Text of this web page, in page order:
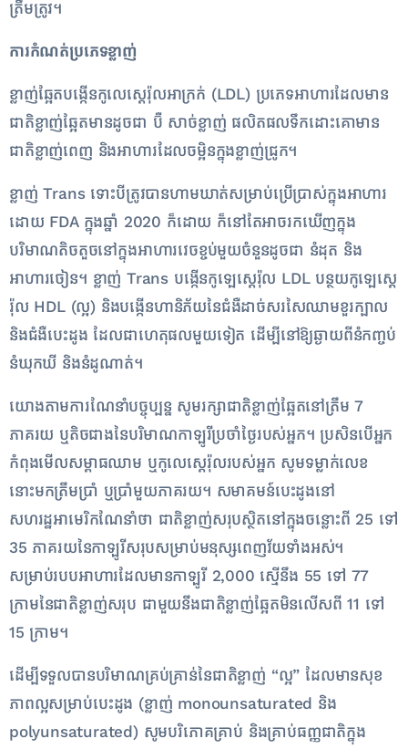
ត្រឹមត្រូវ។
ការកំណត់ប្រភេទខ្លាញ់
ខ្លាញ់ឆ្អែតបង្កើនកូលេស្តេរ៉ុលអាក្រក់ (LDL) ប្រភេទអាហារដែលមាន
ជាតិខ្លាញ់ឆ្អែតមានដូចជា ប៊ឺ សាច់ខ្លាញ់ ផលិតផលទឹកដោះគោមាន
ជាតិខ្លាញ់ពេញ និងអាហារដែលចម្អិនក្នុងខ្លាញ់ជ្រូក។
ខ្លាញ់ Trans ទោះបីត្រូវបានហាមឃាត់សម្រាប់ប្រើប្រាស់ក្នុងអាហារ
ដោយ FDA ក្នុងឆ្នាំ 2020 ក៏ដោយ ក៏នៅតែអាចរកឃើញក្នុង
បរិមាណតិចតួចនៅក្នុងអាហារវេចខ្ចប់មួយចំនួនដូចជា នំដុត និង
អាហារចៀន។ ខ្លាញ់ Trans បង្កើនកូឡេស្តេរ៉ុល LDL បន្ថយកូឡេស្តេ
រ៉ុល HDL (ល្អ) និងបង្កើនហានិភ័យនៃជំងឺដាច់សរសៃឈាមខួរក្បាល
និងជំងឺបេះដូង ដែលជាហេតុផលមួយទៀត ដើម្បីនៅឱ្យឆ្ងាយពីនំកញ្ចប់
នំឃុកឃី និងនំដូណាត់។
យោងតាមការណែនាំបច្ចុប្បន្ន សូមរក្សាជាតិខ្លាញ់ឆ្អែតនៅត្រឹម 7
ភាគរយ ឬតិចជាងនៃបរិមាណកាឡូរីប្រចាំថ្ងៃរបស់អ្នក។ ប្រសិនបើអ្នក
កំពុងមើលសម្ពាធឈាម ឬកូលេស្តេរ៉ុលរបស់អ្នក សូមទម្លាក់លេខ
នោះមកត្រឹមប្រាំ ឬប្រាំមួយភាគរយ។ សមាគមន៍បេះដូងនៅ
សហរដ្ឋអាមេរិកណែ​នាំ​ថា ជាតិខ្លាញ់សរុបស្ថិតនៅក្នុងចន្លោះពី 25 ទៅ
35 ភាគរយនៃកាឡូរីសរុបសម្រាប់មនុស្សពេញវ័យទាំងអស់។
សម្រាប់របបអាហារដែលមានកាឡូរី 2,000 ស្មើនឹង 55 ទៅ 77
ក្រាមនៃជាតិខ្លាញ់សរុប ជាមួយនឹងជាតិខ្លាញ់ឆ្អែតមិនលើសពី 11 ទៅ
15 ក្រាម។
ដើម្បីទទួលបានបរិមាណគ្រប់គ្រាន់នៃជាតិខ្លាញ់ “ល្អ” ដែលមានសុខ
ភាពល្អសម្រាប់បេះដូង (ខ្លាញ់ monounsaturated និង
polyunsaturated) សូមបរិភោគគ្រាប់ និងគ្រាប់ធញ្ញជាតិក្នុង